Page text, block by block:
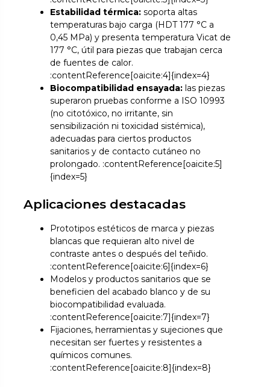
Estabilidad térmica: soporta altas
temperaturas bajo carga (HDT 177 °C a
0,45 MPa) y presenta temperatura Vicat de
177 °C, útil para piezas que trabajan cerca
de fuentes de calor.
:contentReference[oaicite:4]{index=4}
Biocompatibilidad ensayada: las piezas
superaron pruebas conforme a ISO 10993
(no citotóxico, no irritante, sin
sensibilización ni toxicidad sistémica),
adecuadas para ciertos productos
sanitarios y de contacto cutáneo no
prolongado. :contentReference[oaicite:5]
{index=5}
Aplicaciones destacadas
Prototipos estéticos de marca y piezas
blancas que requieran alto nivel de
contraste antes o después del teñido.
:contentReference[oaicite:6]{index=6}
Modelos y productos sanitarios que se
beneficien del acabado blanco y de su
biocompatibilidad evaluada.
:contentReference[oaicite:7]{index=7}
Fijaciones, herramientas y sujeciones que
necesitan ser fuertes y resistentes a
químicos comunes.
:contentReference[oaicite:8]{index=8}